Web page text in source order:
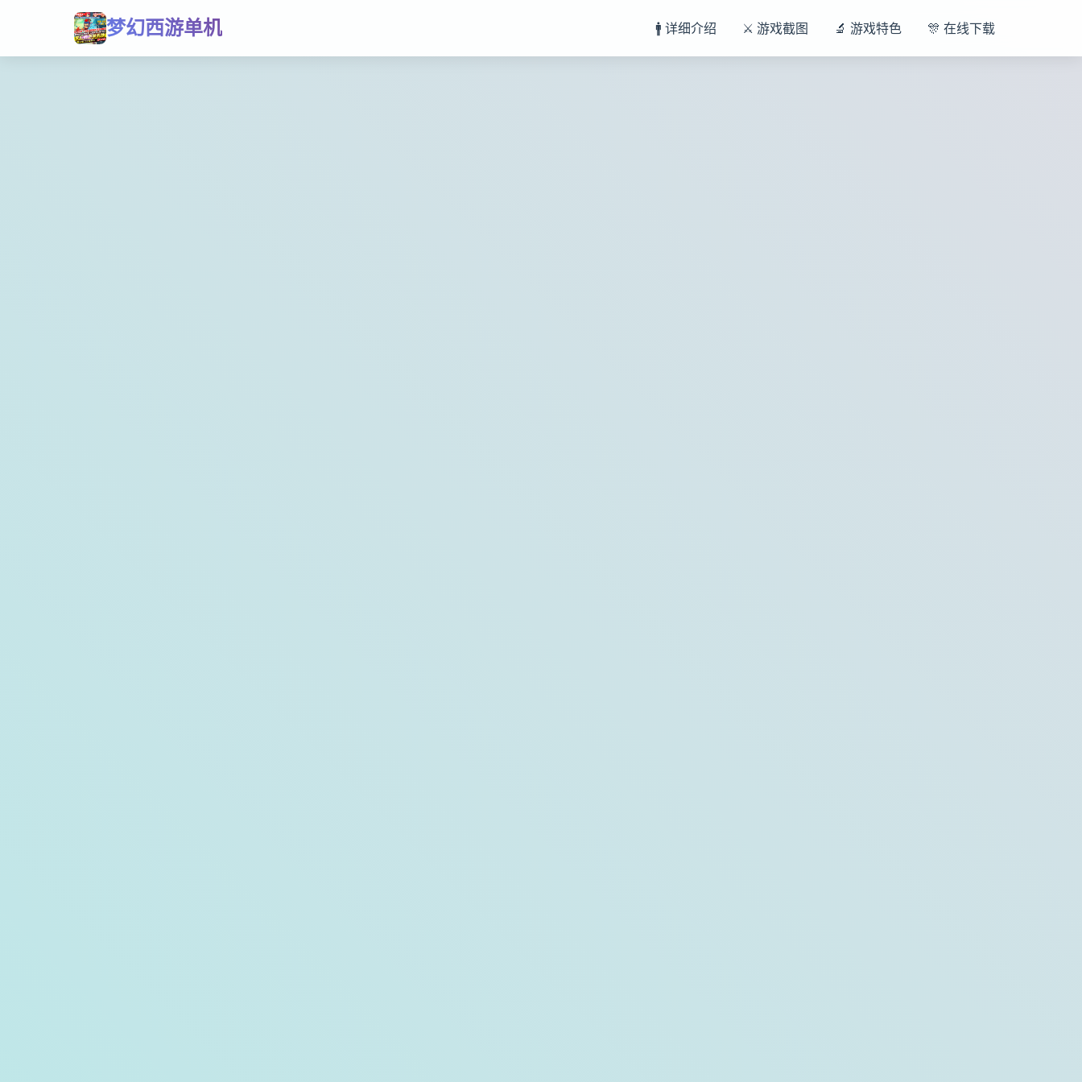
梦幻西游单机 🚹 详细介绍 ⚔️ 游戏截图 🔬 游戏特色 🎊 在线下载